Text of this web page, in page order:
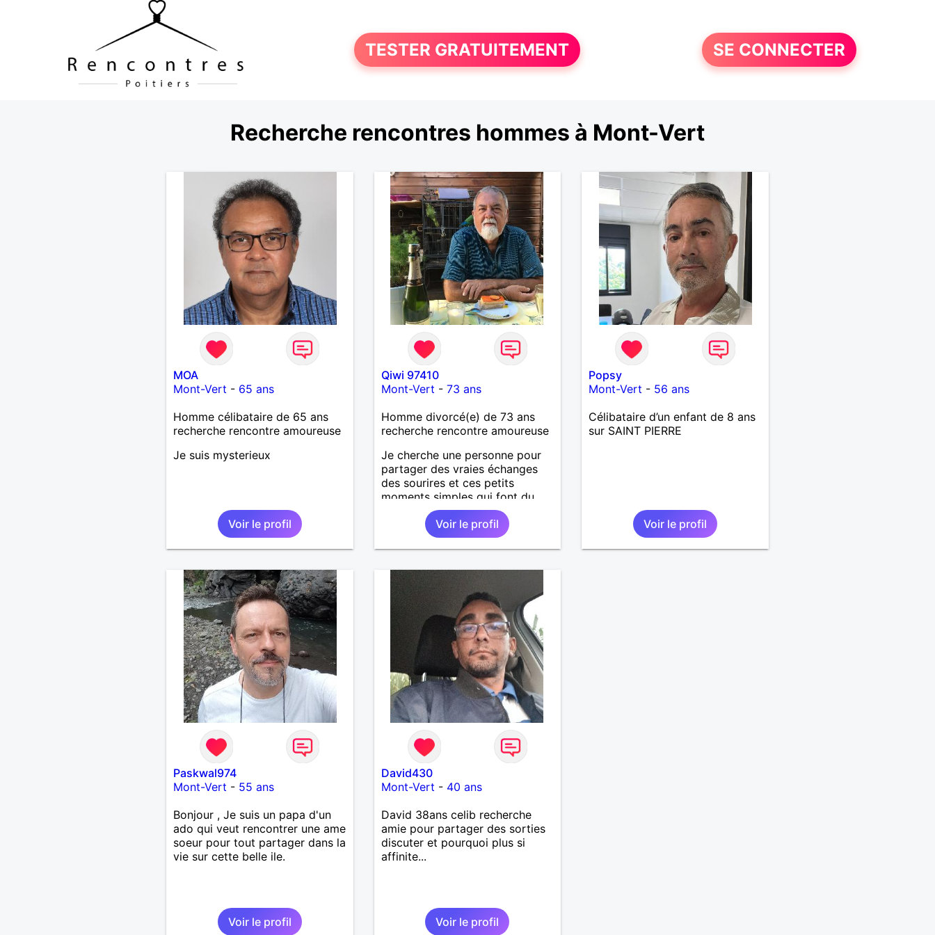
TESTER GRATUITEMENT SE CONNECTER
Recherche rencontres hommes à Mont-Vert
MOA
Mont-Vert - 65 ans
Homme célibataire de 65 ans
recherche rencontre amoureuse
Je suis mysterieux
Voir le profil
Qiwi 97410
Mont-Vert - 73 ans
Homme divorcé(e) de 73 ans
recherche rencontre amoureuse
Je cherche une personne pour
partager des vraies échanges
des sourires et ces petits
moments simples qui font du
bien au cœur
Voir le profil
Popsy
Mont-Vert - 56 ans
Célibataire d’un enfant de 8 ans
sur SAINT PIERRE
Voir le profil
Paskwal974
Mont-Vert - 55 ans
Bonjour , Je suis un papa d'un
ado qui veut rencontrer une ame
soeur pour tout partager dans la
vie sur cette belle ile.
Voir le profil
David430
Mont-Vert - 40 ans
David 38ans celib recherche
amie pour partager des sorties
discuter et pourquoi plus si
affinite...
Voir le profil